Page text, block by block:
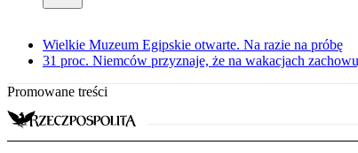
Wielkie Muzeum Egipskie otwarte. Na razie na próbę
31 proc. Niemców przyznaje, że na wakacjach
Promowane treści